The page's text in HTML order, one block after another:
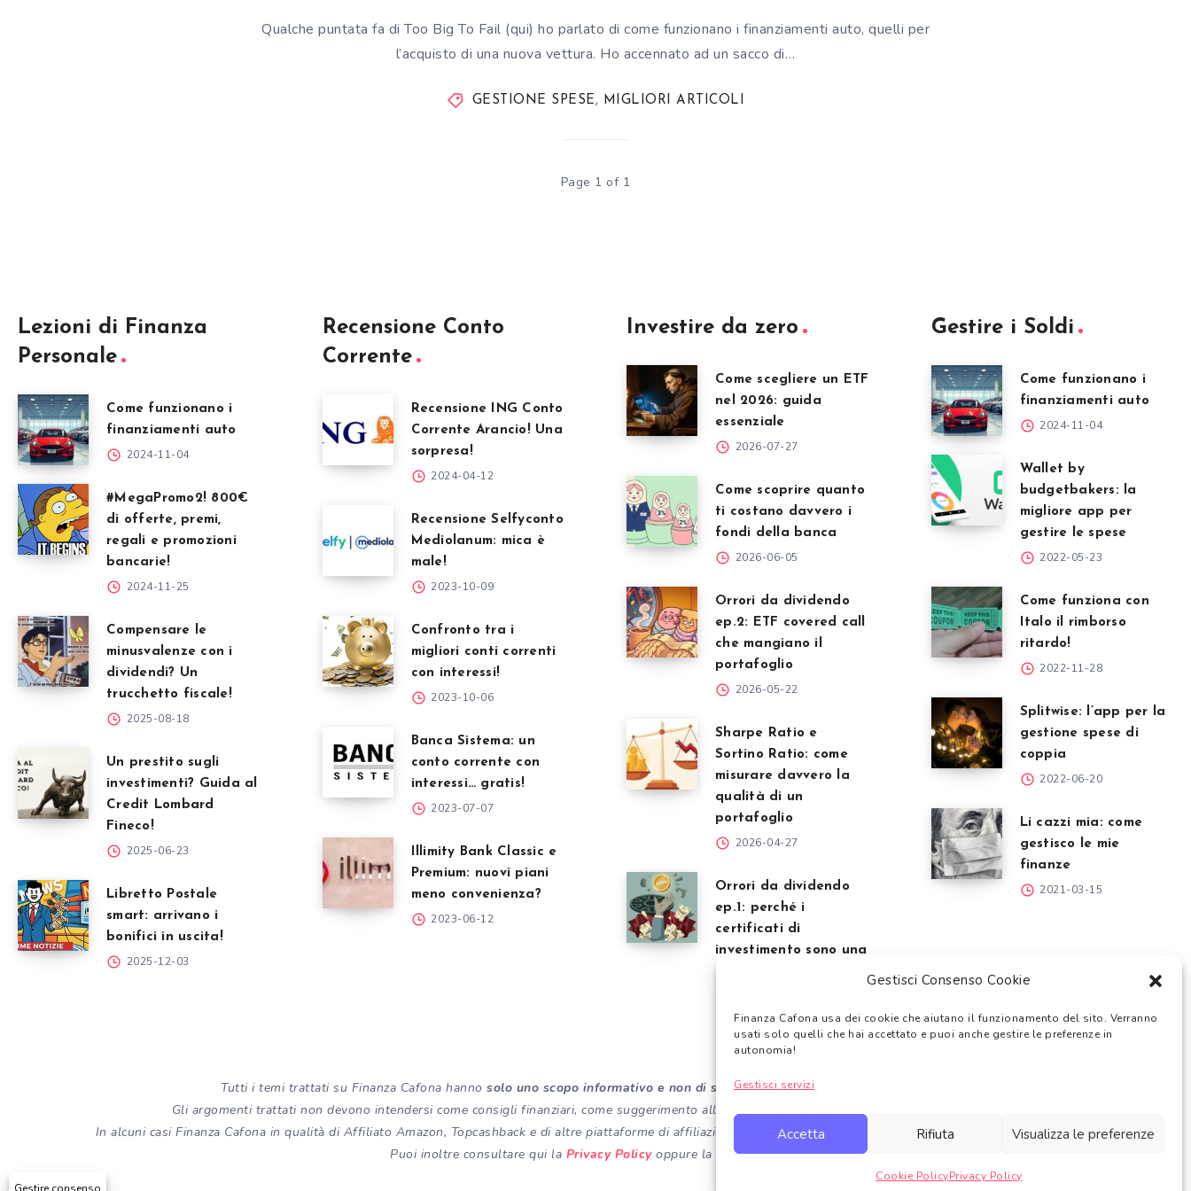
Gestisci Consenso Cookie
Finanza Cafona usa dei cookie che aiutano il funzionamento del sito. Verranno
usati solo quelli che hai accettato e puoi anche gestire le preferenze in
autonomia!
Gestisci servizi
Accetta Rifiuta Visualizza le preferenze
Cookie PolicyPrivacy Policy
Qualche puntata fa di Too Big To Fail (qui) ho parlato di come funzionano i finanziamenti auto, quelli per
l’acquisto di una nuova vettura. Ho accennato ad un sacco di…
GESTIONE SPESE, MIGLIORI ARTICOLI
Page 1 of 1
Lezioni di Finanza
Personale
Come funzionano i
finanziamenti auto
2024-11-04
#MegaPromo2! 800€
di offerte, premi,
regali e promozioni
bancarie!
2024-11-25
Compensare le
minusvalenze con i
dividendi? Un
trucchetto fiscale!
2025-08-18
Un prestito sugli
investimenti? Guida al
Credit Lombard
Fineco!
2025-06-23
Libretto Postale
smart: arrivano i
bonifici in uscita!
2025-12-03
Recensione Conto
Corrente
Recensione ING Conto
Corrente Arancio! Una
sorpresa!
2024-04-12
Recensione Selfyconto
Mediolanum: mica è
male!
2023-10-09
Confronto tra i
migliori conti correnti
con interessi!
2023-10-06
Banca Sistema: un
conto corrente con
interessi… gratis!
2023-07-07
Illimity Bank Classic e
Premium: nuovi piani
meno convenienza?
2023-06-12
Investire da zero
Come scegliere un ETF
nel 2026: guida
essenziale
2026-07-27
Come scoprire quanto
ti costano davvero i
fondi della banca
2026-06-05
Orrori da dividendo
ep.2: ETF covered call
che mangiano il
portafoglio
2026-05-22
Sharpe Ratio e
Sortino Ratio: come
misurare davvero la
qualità di un
portafoglio
2026-04-27
Orrori da dividendo
ep.1: perché i
certificati di
investimento sono una
Gestire i Soldi
Come funzionano i
finanziamenti auto
2024-11-04
Wallet by
budgetbakers: la
migliore app per
gestire le spese
2022-05-23
Come funziona con
Italo il rimborso
ritardo!
2022-11-28
Splitwise: l’app per la
gestione spese di
coppia
2022-06-20
Li cazzi mia: come
gestisco le mie
finanze
2021-03-15
Tutti i temi trattati su Finanza Cafona hanno solo uno scopo informativo e non di sostituzione a una consulenza finanziaria
Gli argomenti trattati non devono intendersi come consigli finanziari, come suggerimento alla vendita o l’acquisto dei prodotti finanziari trattati.
In alcuni casi Finanza Cafona in qualità di Affiliato Amazon, Topcashback e di altre piattaforme di affiliazione potrebbe ricevere un guadagno per ciascun acquistoidoneo.
Puoi inoltre consultare qui la Privacy Policyoppure la Cookie Policy